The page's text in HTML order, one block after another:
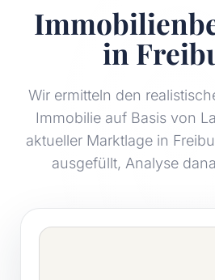
in
Wir ermitteln den
Immobilie auf Basis von
aktueller Marktlage in
ausgefüllt, Analyse